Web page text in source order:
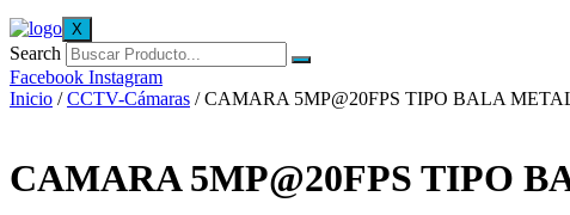
X
Search
Facebook Instagram
Inicio /CCTV-Cámaras / CAMARA 5MP@20FPS TIPO BALA
CAMARA 5MP@20FPS TIPO